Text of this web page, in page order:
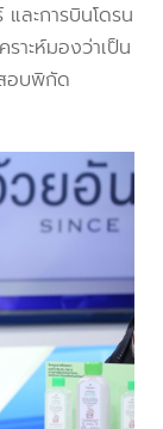
ละการบินโดรน
าะห์มองว่าเป็น
อบพิกัด